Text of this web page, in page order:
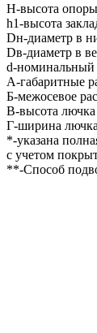
Н-высота опоры
h1-высота
Dн-диаметр в
Dв-диаметр в
d-номинальный
A-габаритные
Б-межосевое
В-высота лючка
Г-ширина лючка
*-указана
с учетом
**-Способ